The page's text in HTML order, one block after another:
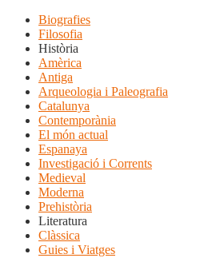
Biografies
Filosofia
Història
Amèrica
Antiga
Arqueologia i Paleografia
Catalunya
Contemporània
El món actual
Espanaya
Investigació i Corrents
Medieval
Moderna
Prehistòria
Literatura
Clàssica
Guies i Viatges